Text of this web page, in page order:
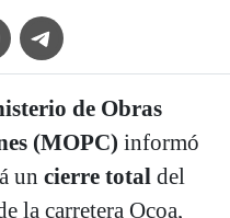
Icon
Telegram Icon
de Obras
(MOPC) informó
un cierre total del
la carretera Ocoa,